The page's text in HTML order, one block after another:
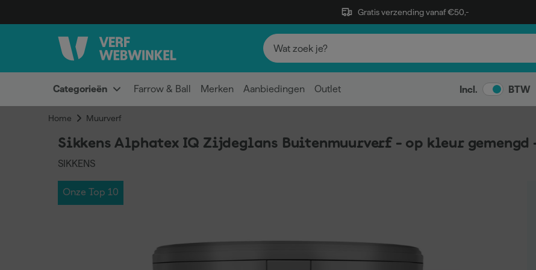
Gratis verzending vanaf €50,-
Categorieën Farrow & Ball Merken Aanbiedingen Outlet Incl. BTW
Home Muurverf
Sikkens Alphatex IQ Zijdeglans Buitenmuurverf - op kleur gemengd
SIKKENS
Onze Top 10